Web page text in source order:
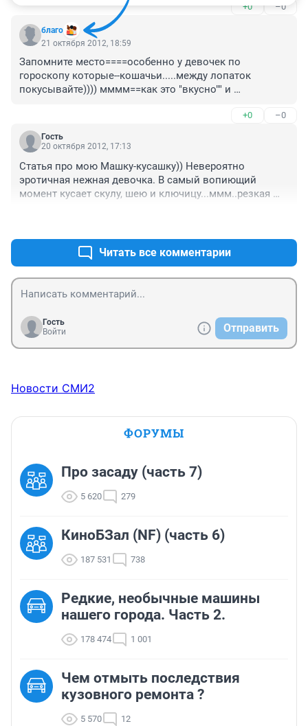
+0 –0
благо
21 октября 2012, 18:59
Запомните место====особенно у девочек по
гороскопу которые--кошачьи.....между лопаток
покусывайте)))) мммм==как это "вкусно"" и
+0 –0
Гость
20 октября 2012, 17:13
Статья про мою Машку-кусашку)) Невероятно
эротичная нежная девочка. В самый вопиющий
момент кусает скулу, шею и ключицу...ммм..резкая
Читать все комментарии
Гость
Войти
Отправить
Новости СМИ2
ФОРУМЫ
Про засаду (часть 7)
5 620 279
КиноБЗал (NF) (часть 6)
187 531 738
Редкие, необычные машины
нашего города. Часть 2.
178 474 1 001
Чем отмыть последствия
кузовного ремонта ?
5 570 12